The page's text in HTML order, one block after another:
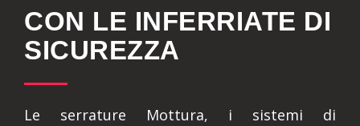
CON LE INFERRIATE DI
SICUREZZA
Le serrature Mottura, i sistemi di